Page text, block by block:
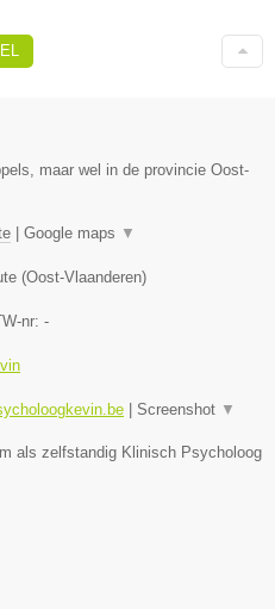
maar wel in de provincie Oost-
Google maps ▼
(Oost-Vlaanderen)
nr: -
Screenshot ▼
als zelfstandig Klinisch Psycholoog